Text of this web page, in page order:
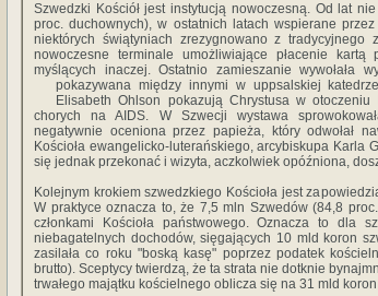
Szwedzki Kościół jest instytucją nowoczesną. Od lat
proc. duchownych), w ostatnich latach wspierane
niektórych świątyniach zrezygnowano z
nowoczesne terminale umożliwiające płacenie kartą
myślących inaczej. Ostatnio zamieszanie wywołała
pokazywana między innymi w uppsalskiej
Elisabeth Ohlson pokazują Chrystusa w otoczeniu
chorych na AIDS. W Szwecji wystawa
negatywnie oceniona przez papieża, który odwołał
Kościoła ewangelicko-luterańskiego, arcybiskupa Karla
się jednak przekonać i wizyta, aczkolwiek opóźniona,
Kolejnym krokiem szwedzkiego Kościoła jest
W praktyce oznacza to, że 7,5 mln Szwedów (84,8
członkami Kościoła państwowego. Oznacza to dla
niebagatelnych dochodów, sięgających 10 mld koron
zasilała co roku "boską kasę" poprzez podatek
brutto). Sceptycy twierdzą, że ta strata nie dotknie
trwałego majątku kościelnego oblicza się na 31 mld